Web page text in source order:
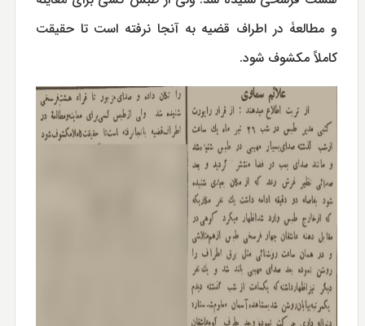
و مطالعۀ در اطراف قضیه به آنجا نرفته است تا حقیقت
کاملاً مکشوف شود.